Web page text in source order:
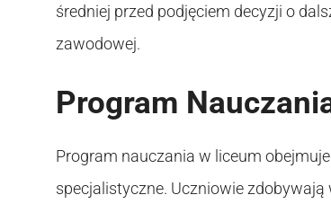
średniej przed podjęciem decyzji o
zawodowej.
Program
Program nauczania w liceum
specjalistyczne. Uczniowie